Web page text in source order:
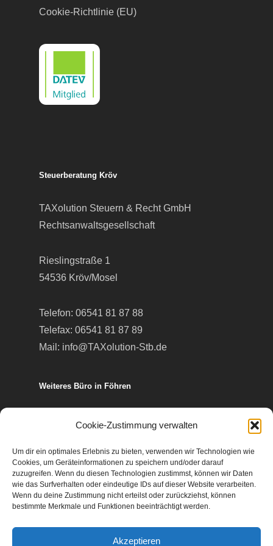
Cookie-Zustimmung verwalten
Um dir ein optimales Erlebnis zu bieten, verwenden wir Technologien wie
Cookies, um Geräteinformationen zu speichern und/oder darauf
zuzugreifen. Wenn du diesen Technologien zustimmst, können wir Daten
wie das Surfverhalten oder eindeutige IDs auf dieser Website verarbeiten.
Wenn du deine Zustimmung nicht erteilst oder zurückziehst, können
bestimmte Merkmale und Funktionen beeinträchtigt werden.
Akzeptieren
Cookie-Richtlinie (EU)
Steuerberatung Kröv
TAXolution Steuern & Recht GmbH
Rechtsanwaltsgesellschaft
Rieslingstraße 1
54536 Kröv/Mosel
Telefon: 06541 81 87 88
Telefax: 06541 81 87 89
Mail: info@TAXolution-Stb.de
Weiteres Büro in Föhren
Telefon: 06502 99 95 80
Telefax: 06502 99 95 899
Mail:info@TAXolution-Stb.de